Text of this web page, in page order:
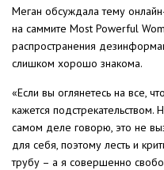
Меган обсуждала тему
на саммите Most Powerful
распространения
слишком хорошо знакома.
«Если вы оглянетесь на все,
кажется
самом деле говорю, это не
для себя, поэтому лесть и
трубу – а я совершенно